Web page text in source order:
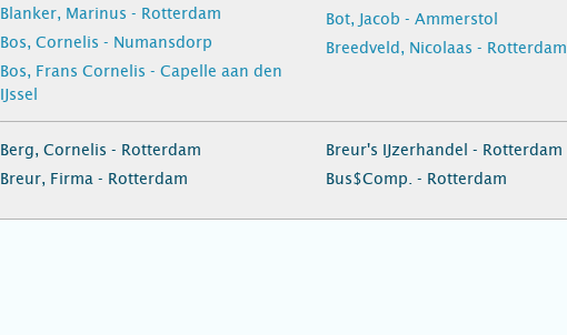
Blanker, Marinus - Rotterdam
Bos, Cornelis - Numansdorp
Bos, Frans Cornelis - Capelle aan den
IJssel
Bot, Jacob - Ammerstol
Breedveld, Nicolaas - Rotterdam
Berg, Cornelis - Rotterdam
Breur, Firma - Rotterdam
Breur's IJzerhandel - Rotterdam
Bus$Comp. - Rotterdam